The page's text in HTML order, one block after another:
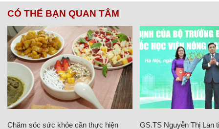
CÓ THỂ BẠN QUAN TÂM
Chăm sóc sức khỏe cần thực hiện GS.TS Nguyễn Thị Lan